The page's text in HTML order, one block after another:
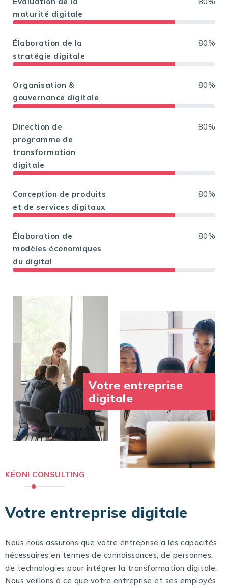
maturité digitale
Élaboration de la
stratégie digitale
80%
Organisation &
gouvernance digitale
80%
Direction de
programme de
transformation
digitale
80%
Conception de produits
et de services digitaux
80%
Élaboration de
modèles économiques
du digital
80%
Votre entreprise
digitale
KÉONI CONSULTING
Votre entreprise digitale
Nous nous assurons que votre entreprise a les capacités
nécessaires en termes de connaissances, de personnes,
de technologies pour intégrer la transformation digitale.
Nous veillons à ce que votre entreprise et ses employés